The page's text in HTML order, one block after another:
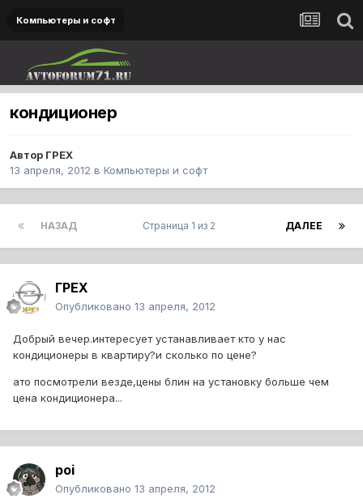
Компьютеры и софт
кондиционер
Автор ГРЕХ
13 апреля, 2012 в Компьютеры и софт
НАЗАД ДАЛЕЕ
Страница 1 из 2
ГРЕХ
Опубликовано 13 апреля, 2012
Добрый вечер.интересует устанавливает кто у нас
кондиционеры в квартиру?и сколько по цене?
ато посмотрели везде,цены блин на установку больше чем
цена кондиционера...
poi
Опубликовано 13 апреля, 2012